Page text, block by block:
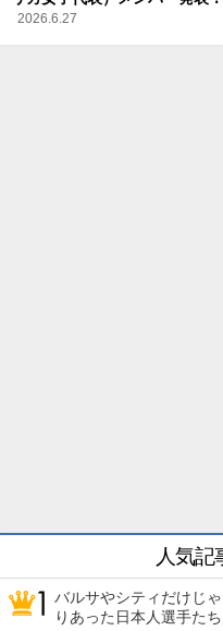
2026.6.27
人気記
バルサやシティだけじ
りあった日本人選手た